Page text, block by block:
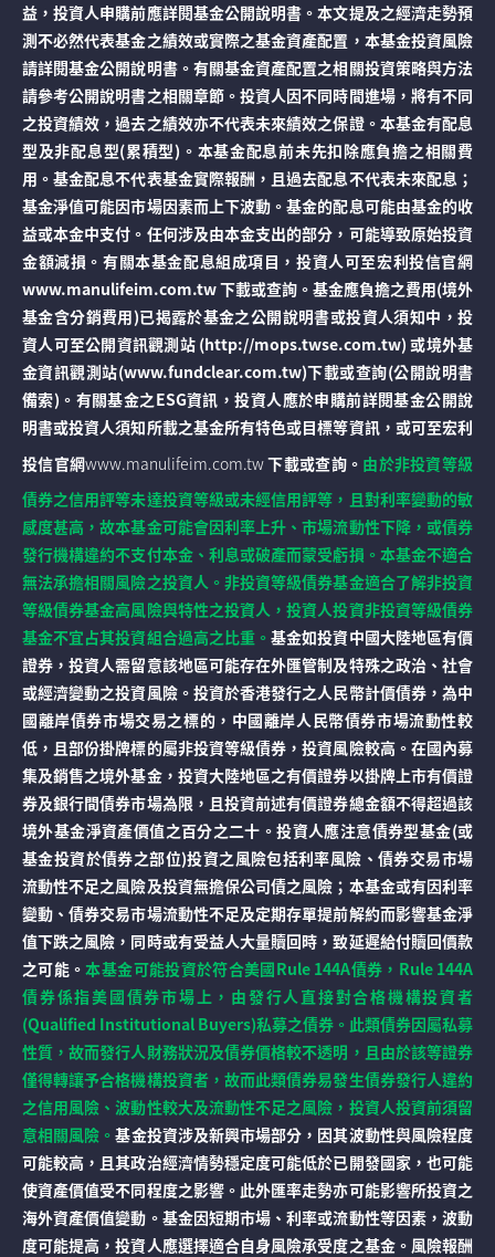
益，投資人申購前應詳閱基金公開說明書。本文提及之經濟走勢預
測不必然代表基金之績效或實際之基金資產配置，本基金投資風險
請詳閱基金公開說明書。有關基金資產配置之相關投資策略與方法
請參考公開說明書之相關章節。投資人因不同時間進場，將有不同
之投資績效，過去之績效亦不代表未來績效之保證。本基金有配息
型及非配息型(累積型)。本基金配息前未先扣除應負擔之相關費
用。基金配息不代表基金實際報酬，且過去配息不代表未來配息；
基金淨值可能因市場因素而上下波動。基金的配息可能由基金的收
益或本金中支付。任何涉及由本金支出的部分，可能導致原始投資
金額減損。有關本基金配息組成項目，投資人可至宏利投信官網
www.manulifeim.com.tw 下載或查詢。基金應負擔之費用(境外
基金含分銷費用)已揭露於基金之公開說明書或投資人須知中，投
資人可至公開資訊觀測站 (http://mops.twse.com.tw) 或境外基
金資訊觀測站(www.fundclear.com.tw)下載或查詢(公開說明書
備索)。有關基金之ESG資訊，投資人應於申購前詳閱基金公開說
明書或投資人須知所載之基金所有特色或目標等資訊，或可至宏利
投信官網www.manulifeim.com.tw下載或查詢。 由於非投資等級
債券之信用評等未達投資等級或未經信用評等，且對利率變動的敏
感度甚高，故本基金可能會因利率上升、市場流動性下降，或債券
發行機構違約不支付本金、利息或破產而蒙受虧損。本基金不適合
無法承擔相關風險之投資人。非投資等級債券基金適合了解非投資
等級債券基金高風險與特性之投資人，投資人投資非投資等級債券
基金不宜占其投資組合過高之比重。基金如投資中國大陸地區有價
證券，投資人需留意該地區可能存在外匯管制及特殊之政治、社會
或經濟變動之投資風險。投資於香港發行之人民幣計價債券，為中
國離岸債券市場交易之標的，中國離岸人民幣債券市場流動性較
低，且部份掛牌標的屬非投資等級債券，投資風險較高。在國內募
集及銷售之境外基金，投資大陸地區之有價證券以掛牌上市有價證
券及銀行間債券市場為限，且投資前述有價證券總金額不得超過該
境外基金淨資產價值之百分之二十。投資人應注意債券型基金(或
基金投資於債券之部位)投資之風險包括利率風險、債券交易市場
流動性不足之風險及投資無擔保公司債之風險；本基金或有因利率
變動、債券交易市場流動性不足及定期存單提前解約而影響基金淨
值下跌之風險，同時或有受益人大量贖回時，致延遲給付贖回價款
之可能。本基金可能投資於符合美國Rule 144A債券，Rule 144A
債券係指美國債券市場上，由發行人直接對合格機構投資者
(Qualified Institutional Buyers)私募之債券。此類債券因屬私募
性質，故而發行人財務狀況及債券價格較不透明，且由於該等證券
僅得轉讓予合格機構投資者，故而此類債券易發生債券發行人違約
之信用風險、波動性較大及流動性不足之風險，投資人投資前須留
意相關風險。基金投資涉及新興市場部分，因其波動性與風險程度
可能較高，且其政治經濟情勢穩定度可能低於已開發國家，也可能
使資產價值受不同程度之影響。此外匯率走勢亦可能影響所投資之
海外資產價值變動。基金因短期市場、利率或流動性等因素，波動
度可能提高，投資人應選擇適合自身風險承受度之基金。風險報酬